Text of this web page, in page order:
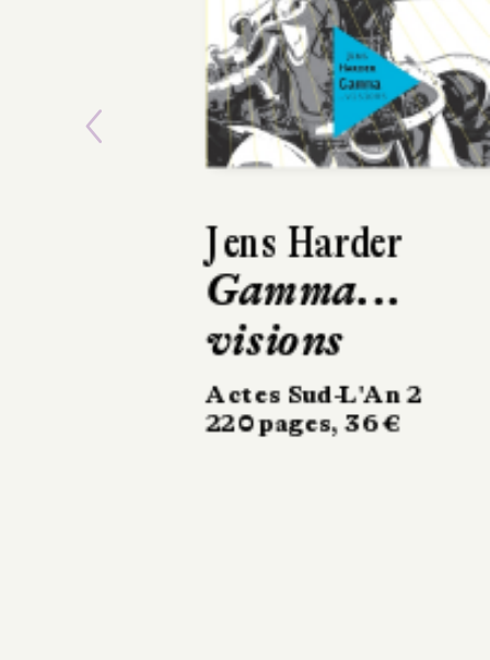
Daniel
Florence
Lebonvallet
L’homme qui
plantait des
Previous